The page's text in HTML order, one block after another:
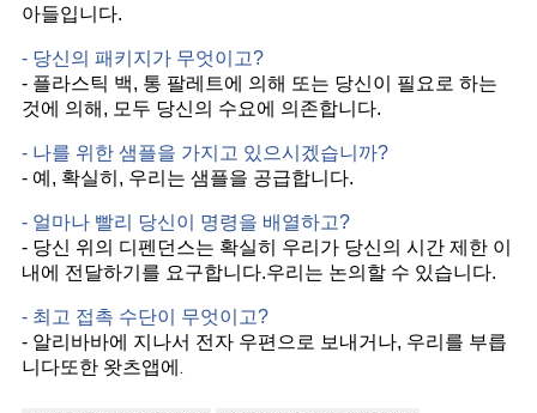
아들입니다.
- 당신의 패키지가 무엇이고?
- 플라스틱 백, 통 팔레트에 의해 또는 당신이 필요로 하는
것에 의해, 모두 당신의 수요에 의존합니다.
- 나를 위한 샘플을 가지고 있으시겠습니까?
- 예, 확실히, 우리는 샘플을 공급합니다.
- 얼마나 빨리 당신이 명령을 배열하고?
- 당신 위의 디펜던스는 확실히 우리가 당신의 시간 제한 이
내에 전달하기를 요구합니다.우리는 논의할 수 있습니다.
- 최고 접촉 수단이 무엇이고?
- 알리바바에 지나서 전자 우편으로 보내거나, 우리를 부릅
니다또한 왓츠앱에.